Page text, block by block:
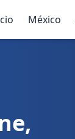
México